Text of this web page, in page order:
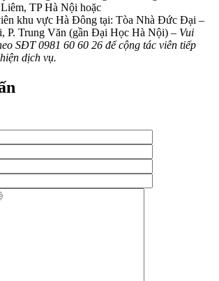
TP Hà Nội hoặc
khu vực Hà Đông tại: Tòa Nhà Đức Đại –
P. Trung Văn (gần Đại Học Hà Nội) – Vui
SĐT 0981 60 60 26 để cộng tác viên tiếp
dịch vụ.